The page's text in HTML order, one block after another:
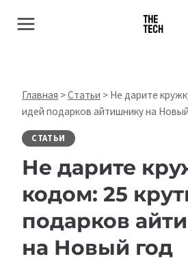
Главная >Статьи > Не дарите
идей подарков айтишнику на
СТАТЬИ
Не дарите
кодом: 25
подарков
на Новый год